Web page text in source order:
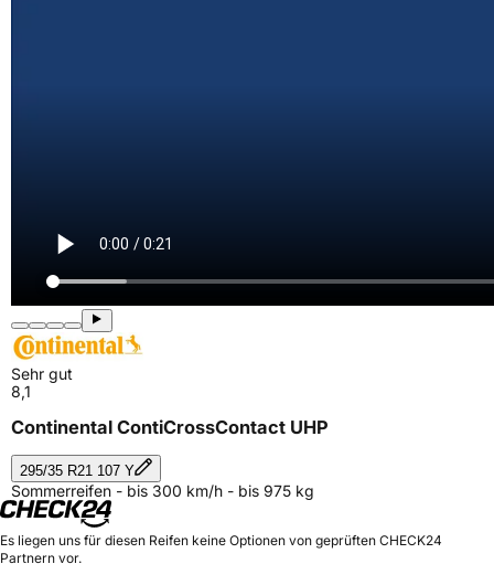
Sehr gut
8,1
Continental ContiCrossContact UHP
295/35 R21 107 Y
Sommerreifen - bis 300 km/h - bis 975 kg
Es liegen uns für diesen Reifen keine Optionen von geprüften CHECK24
Partnern vor.